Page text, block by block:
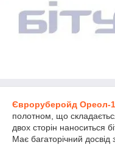
Євроруберойд Ореол-1
полотном, що
двох сторін наноситься
Має багаторічний